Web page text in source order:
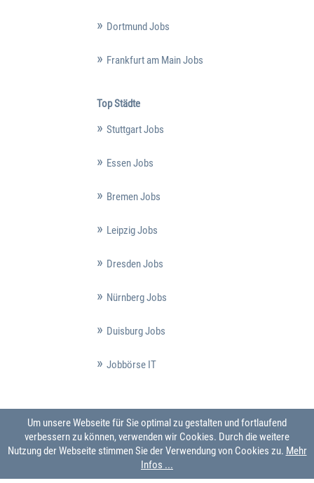
Dortmund Jobs
Frankfurt am Main Jobs
Top Städte
Stuttgart Jobs
Essen Jobs
Bremen Jobs
Leipzig Jobs
Dresden Jobs
Nürnberg Jobs
Duisburg Jobs
Jobbörse IT
Um unsere Webseite für Sie optimal zu gestalten und fortlaufend
verbessern zu können, verwenden wir Cookies. Durch die weitere
Nutzung der Webseite stimmen Sie der Verwendung von Cookies zu. Mehr
Infos ...